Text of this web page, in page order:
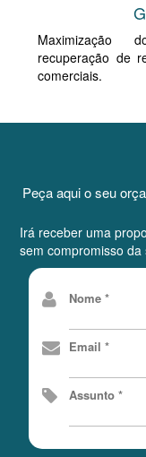
Maximização
recuperação de
comerciais.
Peça aqui o seu
Irá receber uma
sem compromisso da
Nome *
Email *
Assunto *